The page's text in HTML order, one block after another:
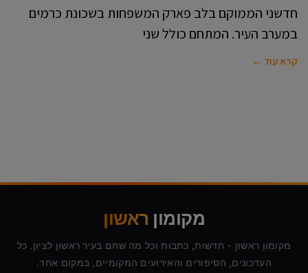
חדשני הממוקם בלב פארק המשפחות בשכונת כרמים
במערב העיר. המתחם כולל שני
קרא עוד ←
מקומון ראשון
מקומון ראשון - חדשות, כתבות וכל מה שחם בעיר ראשון לציון. כל
העדכונים, הסיפורים והאירועים המקומיים, במקום אחד.